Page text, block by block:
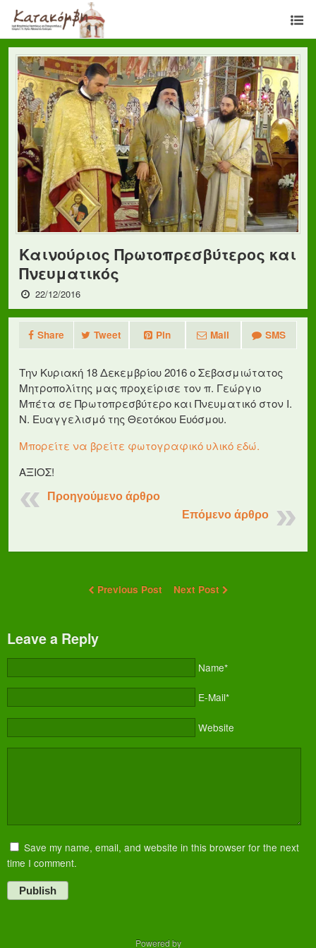
Καινούριος Πρωτοπρεσβύτερος και
Πνευματικός
22/12/2016
Share Tweet Pin Mail SMS
Την Κυριακή 18 Δεκεμβρίου 2016 ο Σεβασμιώτατος
Μητροπολίτης μας προχείρισε τον π. Γεώργιο
Μπέτα σε Πρωτοπρεσβύτερο και Πνευματικό στον Ι.
Ν. Ευαγγελισμό της Θεοτόκου Ευόσμου.
Μπορείτε να βρείτε φωτογραφικό υλικό εδώ.
ΑΞΙΟΣ!
Προηγούμενο άρθρο
Επόμενο άρθρο
Previous Post Next Post
Leave a Reply
Name*
E-Mail*
Website
Save my name, email, and website in this browser for the next
time I comment.
Publish
Powered by